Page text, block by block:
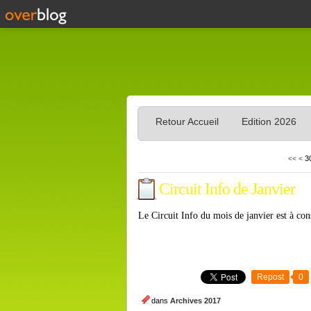
Retour Accueil Edition 2026
<< <
Circuit Info de Janvier
Le Circuit Info du mois de janvier est à
Repost 0
dans Archives 2017